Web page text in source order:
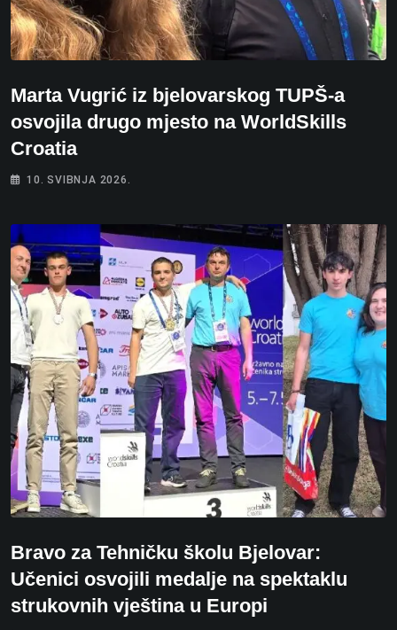
Marta Vugrić iz bjelovarskog TUPŠ-a
osvojila drugo mjesto na WorldSkills
Croatia
10. SVIBNJA 2026.
Bravo za Tehničku školu Bjelovar:
Učenici osvojili medalje na spektaklu
strukovnih vještina u Europi